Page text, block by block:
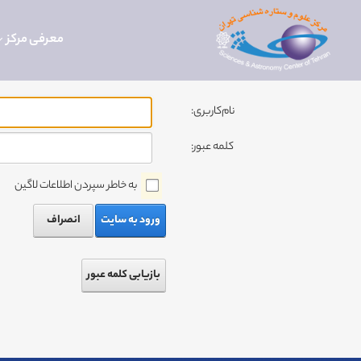
معرفی مرکز
نام‌کاربری:
کلمه عبور:
به خاطر سپردن اطلاعات لاگین
ورود به سایت
انصراف
بازیابی کلمه عبور